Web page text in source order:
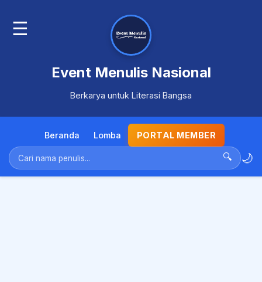
☰
Event Menulis Nasional
Berkarya untuk Literasi Bangsa
Beranda Lomba PORTAL MEMBER
🔍 🌙